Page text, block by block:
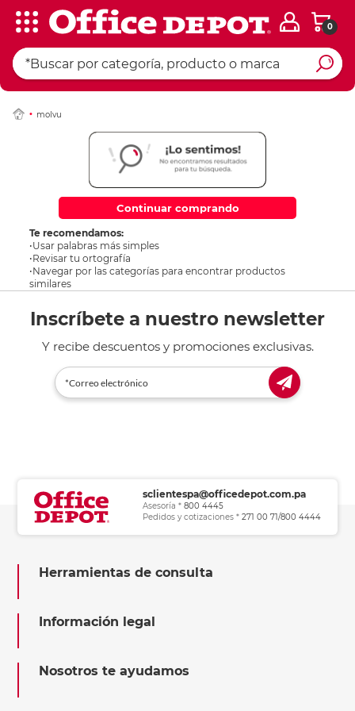
0
molvu
Continuar comprando
Te recomendamos:
•Usar palabras más simples
•Revisar tu ortografía
•Navegar por las categorías para encontrar productos
similares
Inscríbete a nuestro newsletter
Y recibe descuentos y promociones exclusivas.
sclientespa@officedepot.com.pa
Asesoría * 800 4445
Pedidos y cotizaciones * 271 00 71/800 4444
Herramientas de consulta
Información legal
Nosotros te ayudamos